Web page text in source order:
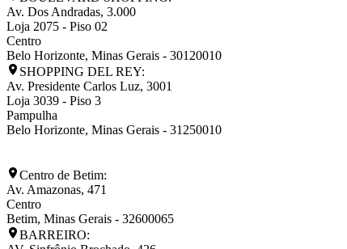
Av. Dos Andradas, 3.000
Loja 2075 - Piso 02
Centro
Belo Horizonte, Minas Gerais - 30120010
SHOPPING DEL REY:
Av. Presidente Carlos Luz, 3001
Loja 3039 - Piso 3
Pampulha
Belo Horizonte, Minas Gerais - 31250010
Centro de Betim:
Av. Amazonas, 471
Centro
Betim, Minas Gerais - 32600065
BARREIRO: